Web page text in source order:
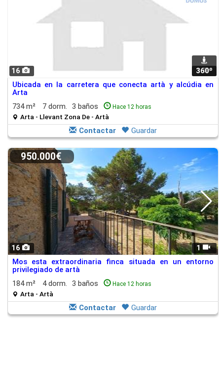
16 1
360º
Ubicada en la carretera que conecta artà y alcúdia en
Arta
734 m²
7 dorm. 3 baños Hace 12 horas
Arta - Llevant Zona De - Artà
Contactar Guardar
16 1
950.000€
Mos esta extraordinaria finca situada en un entorno
privilegiado de artà
184 m²
4 dorm. 3 baños Hace 12 horas
Arta - Artà
Contactar Guardar